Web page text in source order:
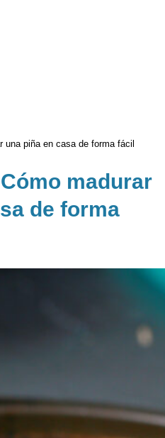
piña en casa de forma fácil
madurar
de forma